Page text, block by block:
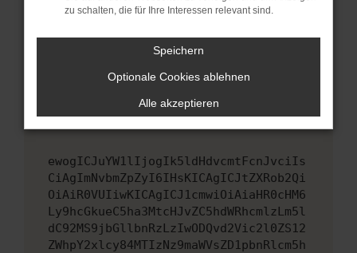
unterstützt werden.
Wende dich an den Webseitenbetreiber.
Wenn du alle oben genannten Schritte versucht
hast, kontaktiere uns bitte. Wir werden
versuchen, das Problem zu beheben. Du kannst
uns diesen Text schicken, um uns bei der
ewogICJuYW1lIjogIk5ldHdvcmtFcnJvciIs
CiAgImNvbmZpZyI6IHsKICAgICJtZXRob2Qi
OiAiR0VUIiwKICAgICJ1cmwiOiAiaHR0cHM6
Ly9hcGkueC5ha3MtcHJvZC5hdWRhcmlzLm5l
dC92MS9jbGllbnRzLzIwODQvd2Vic2l0ZS12
ZWhpY2xlcy84MTIzNz9maWVsZD1pbnRlcm5h
zu schalten, die für Ihre Interessen relevant sind.
Speichern
Optionale Cookies ablehnen
Alle akzeptieren